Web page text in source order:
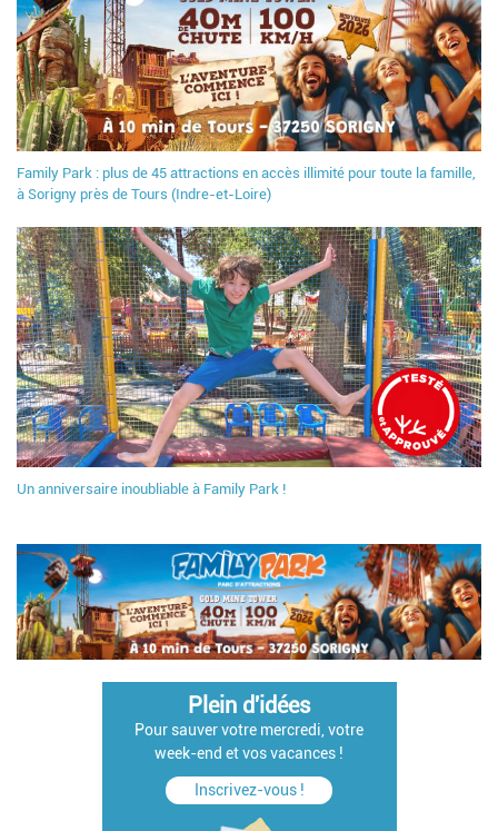
Family Park : plus de 45 attractions en accès illimité pour toute la famille,
à Sorigny près de Tours (Indre-et-Loire)
Un anniversaire inoubliable à Family Park !
Plein d'idées
Pour sauver votre mercredi, votre
week-end et vos vacances !
Inscrivez-vous !